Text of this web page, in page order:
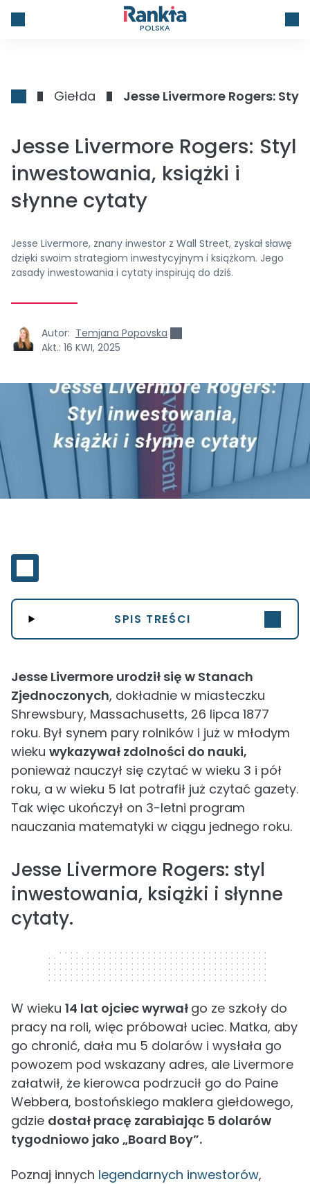
POLSKA
Giełda Jesse Livermore Rogers:
Jesse Livermore Rogers: Styl
inwestowania, książki i
słynne cytaty
Jesse Livermore, znany inwestor z Wall Street, zyskał sławę
dzięki swoim strategiom inwestycyjnym i książkom. Jego
zasady inwestowania i cytaty inspirują do dziś.
Autor: Temjana Popovska
Akt.: 16 KWI, 2025
SPIS TREŚCI
Jesse Livermore urodził się w Stanach
Zjednoczonych, dokładnie w miasteczku
Shrewsbury, Massachusetts, 26 lipca 1877
roku. Był synem pary rolników i już w młodym
wieku wykazywał zdolności do nauki,
ponieważ nauczył się czytać w wieku 3 i pół
roku, a w wieku 5 lat potrafił już czytać gazety.
Tak więc ukończył on 3-letni program
nauczania matematyki w ciągu jednego roku.
Jesse Livermore Rogers: styl
inwestowania, książki i słynne
cytaty.
320 x 50
W wieku 14 lat ojciec wyrwał go ze szkoły do
pracy na roli, więc próbował uciec. Matka, aby
go chronić, dała mu 5 dolarów i wysłała go
powozem pod wskazany adres, ale Livermore
załatwił, że kierowca podrzucił go do Paine
Webbera, bostońskiego maklera giełdowego,
gdzie dostał pracę zarabiając 5 dolarów
tygodniowo jako „Board Boy”.
Poznaj innych legendarnych inwestorów,